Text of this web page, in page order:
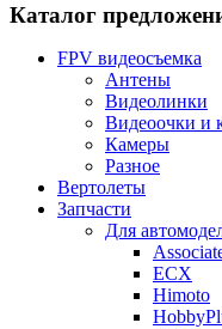
Каталог
FPV видеосъемка
Антены
Видеолинки
Видеоочки и
Камеры
Разное
Вертолеты
Запчасти
Для
ECX
Himoto